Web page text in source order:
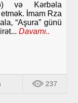
və Kərbəla
İmam Rza
“Aşura” günü
Davamı..
237